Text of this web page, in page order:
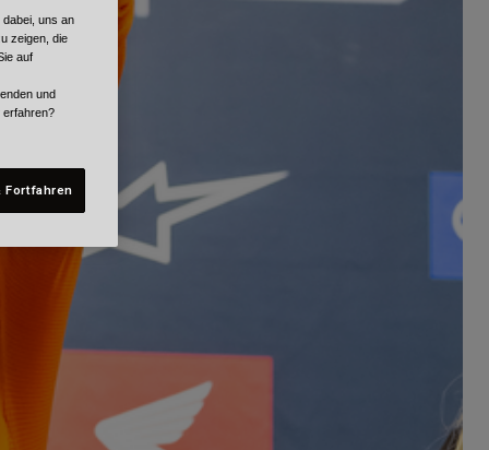
uns an
zeigen, die
auf
und
erfahren?
Fortfahren